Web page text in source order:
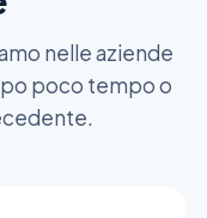
nelle aziende
poco tempo o